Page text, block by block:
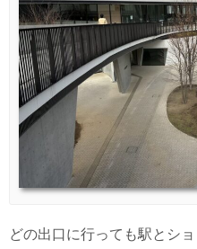
どの出口に行っても駅とシ